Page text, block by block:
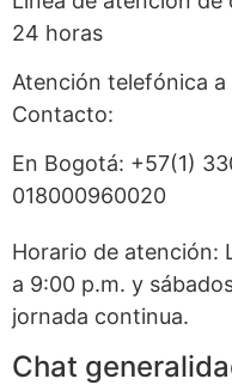
24 horas
Atención telefónica
Contacto:
En Bogotá: +57(1)
018000960020
Horario de atención:
a 9:00 p.m. y
jornada continua.
Chat